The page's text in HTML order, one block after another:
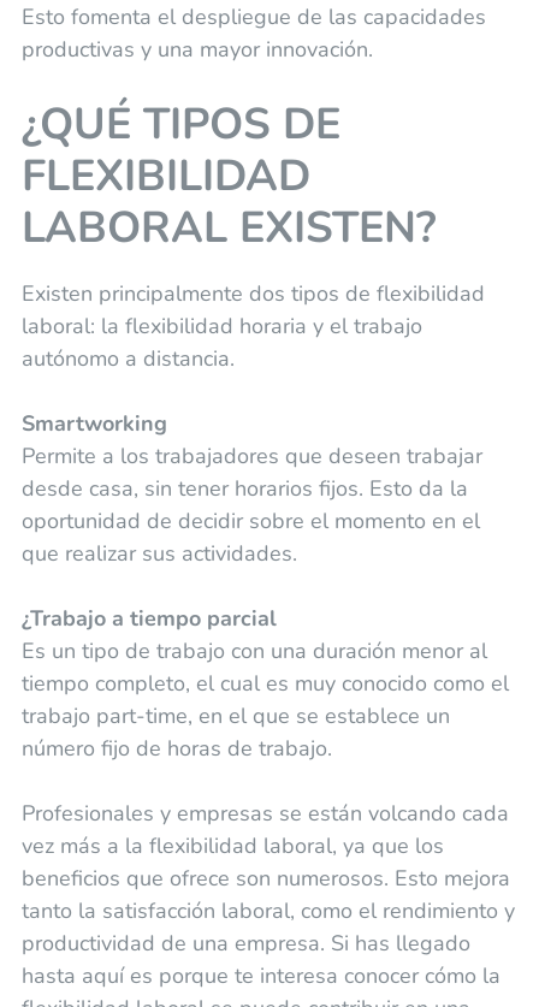
Esto fomenta el despliegue de las capacidades
productivas y una mayor innovación.
¿QUÉ TIPOS DE
FLEXIBILIDAD
LABORAL EXISTEN?
Existen principalmente dos tipos de flexibilidad
laboral: la flexibilidad horaria y el trabajo
autónomo a distancia.
Smartworking
Permite a los trabajadores que deseen trabajar
desde casa, sin tener horarios fijos. Esto da la
oportunidad de decidir sobre el momento en el
que realizar sus actividades.
¿Trabajo a tiempo parcial
Es un tipo de trabajo con una duración menor al
tiempo completo, el cual es muy conocido como el
trabajo part-time, en el que se establece un
número fijo de horas de trabajo.
Profesionales y empresas se están volcando cada
vez más a la flexibilidad laboral, ya que los
beneficios que ofrece son numerosos. Esto mejora
tanto la satisfacción laboral, como el rendimiento y
productividad de una empresa. Si has llegado
hasta aquí es porque te interesa conocer cómo la